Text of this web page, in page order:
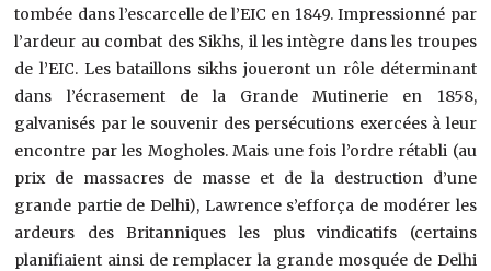
tombée dans l’escarcelle de l’EIC en 1849. Impressionné par
l’ardeur au combat des Sikhs, il les intègre dans les troupes
de l’EIC. Les bataillons sikhs joueront un rôle déterminant
dans l’écrasement de la Grande Mutinerie en 1858,
galvanisés par le souvenir des persécutions exercées à leur
encontre par les Mogholes. Mais une fois l’ordre rétabli (au
prix de massacres de masse et de la destruction d’une
grande partie de Delhi), Lawrence s’efforça de modérer les
ardeurs des Britanniques les plus vindicatifs (certains
planifiaient ainsi de remplacer la grande mosquée de Delhi